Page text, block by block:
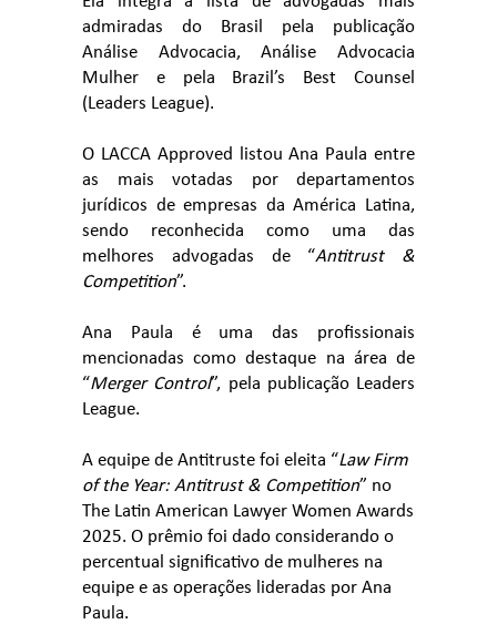
admiradas do Brasil pela publicação
Análise Advocacia, Análise Advocacia
Mulher e pela Brazil’s Best Counsel
(Leaders League).
O LACCA Approved listou Ana Paula entre
as mais votadas por departamentos
jurídicos de empresas da América Latina,
sendo reconhecida como uma das
melhores advogadas de “Antitrust &
Competition”.
Ana Paula é uma das profissionais
mencionadas como destaque na área de
“Merger Control”, pela publicação Leaders
League.
A equipe de Antitruste foi eleita “Law Firm
of the Year: Antitrust & Competition” no
The Latin American Lawyer Women Awards
2025. O prêmio foi dado considerando o
percentual significativo de mulheres na
equipe e as operações lideradas por Ana
Paula.